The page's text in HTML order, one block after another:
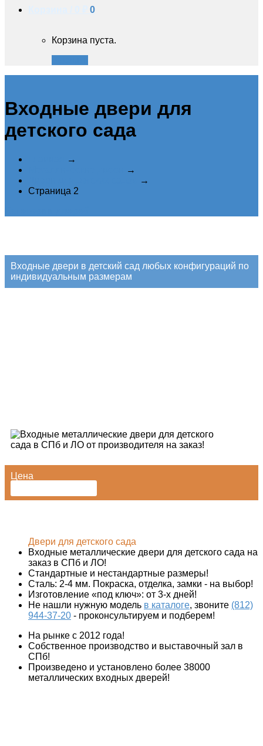
0
Корзина пуста.
Входные двери для
детского сада
→
→
→
Страница 2
Входные двери в детский сад любых конфигураций по
индивидуальным размерам
Цена
Входные металлические двери для детского сада на
заказ в СПб и ЛО!
Стандартные и нестандартные размеры!
Сталь: 2-4 мм. Покраска, отделка, замки - на выбор!
Изготовление «под ключ»: от 3-х дней!
Не нашли нужную модель в каталоге, звоните (812)
944-37-20 - проконсультируем и подберем!
На рынке с 2012 года!
Собственное производство и выставочный зал в
СПб!
Произведено и установлено более 38000
металлических входных дверей!